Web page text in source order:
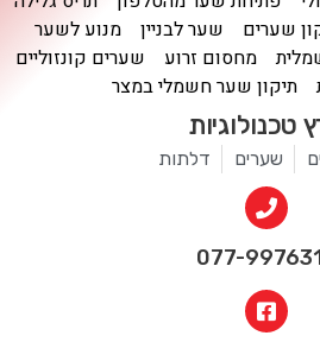
שערים שער לבניין
מנוע לשער
מחסום זרוע
שערים קונזוליים
תיקון שער חשמלי במצר
טכנולוגיות
שערים דלתות
077-